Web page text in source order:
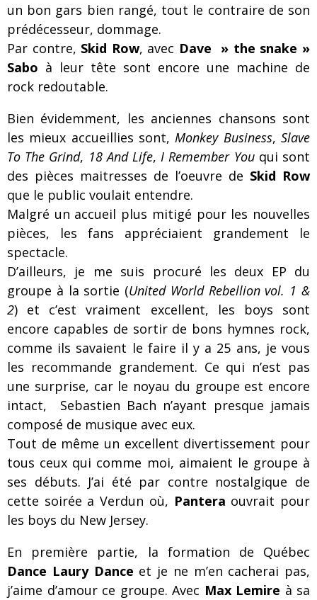
un bon gars bien rangé, tout le contraire de son
prédécesseur, dommage.
Par contre, Skid Row, avec Dave » the snake »
Sabo à leur tête sont encore une machine de
rock redoutable.
Bien évidemment, les anciennes chansons sont
les mieux accueillies sont,Monkey Business,Slave
To The Grind, 18 And Life,I Remember You qui sont
des pièces maitresses de l’oeuvre de Skid Row
que le public voulait entendre.
Malgré un accueil plus mitigé pour les nouvelles
pièces, les fans appréciaient grandement le
spectacle.
D’ailleurs, je me suis procuré les deux EP du
groupe à la sortie (United World Rebellion vol. 1 &
2) et c’est vraiment excellent, les boys sont
encore capables de sortir de bons hymnes rock,
comme ils savaient le faire il y a 25 ans, je vous
les recommande grandement. Ce qui n’est pas
une surprise, car le noyau du groupe est encore
intact, Sebastien Bach n’ayant presque jamais
composé de musique avec eux.
Tout de même un excellent divertissement pour
tous ceux qui comme moi, aimaient le groupe à
ses débuts. J’ai été par contre nostalgique de
cette soirée a Verdun où, Pantera ouvrait pour
les boys du New Jersey.
En première partie, la formation de Québec
Dance Laury Dance et je ne m’en cacherai pas,
j’aime d’amour ce groupe. Avec Max Lemire à sa